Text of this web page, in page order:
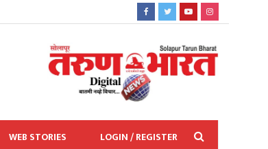
WEB STORIES LOGIN / REGISTER